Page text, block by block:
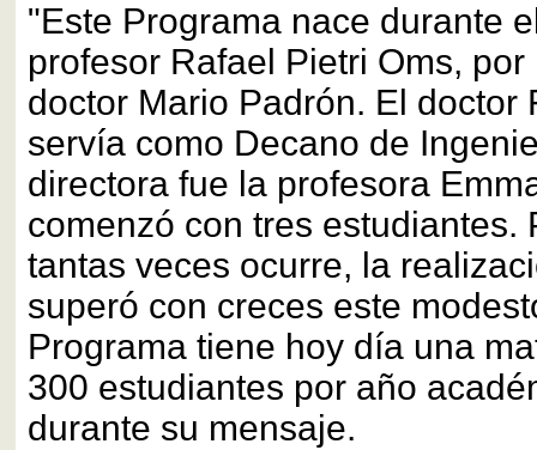
"Este Programa nace durante
profesor Rafael Pietri Oms,
doctor Mario Padrón. El doctor
servía como Decano de
directora fue la profesora
comenzó con tres estudiantes.
tantas veces ocurre, la
superó con creces este
Programa tiene hoy día una
300 estudiantes por año
durante su mensaje.